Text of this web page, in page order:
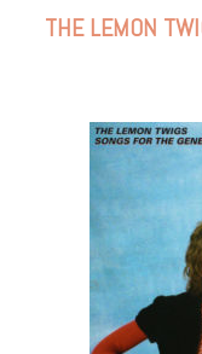
THE LEMON